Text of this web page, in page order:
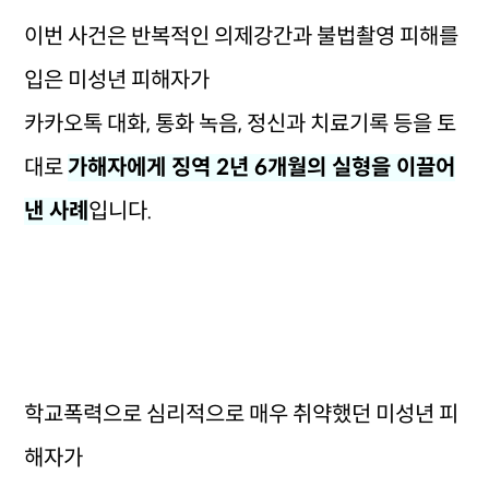
이번 사건은 반복적인 의제강간과 불법촬영 피해를
입은 미성년 피해자가
카카오톡 대화, 통화 녹음, 정신과 치료기록 등을 토
대로가해자에게 징역 2년 6개월의 실형을 이끌어
낸 사례 입니다.
학교폭력으로 심리적으로 매우 취약했던 미성년 피
해자가